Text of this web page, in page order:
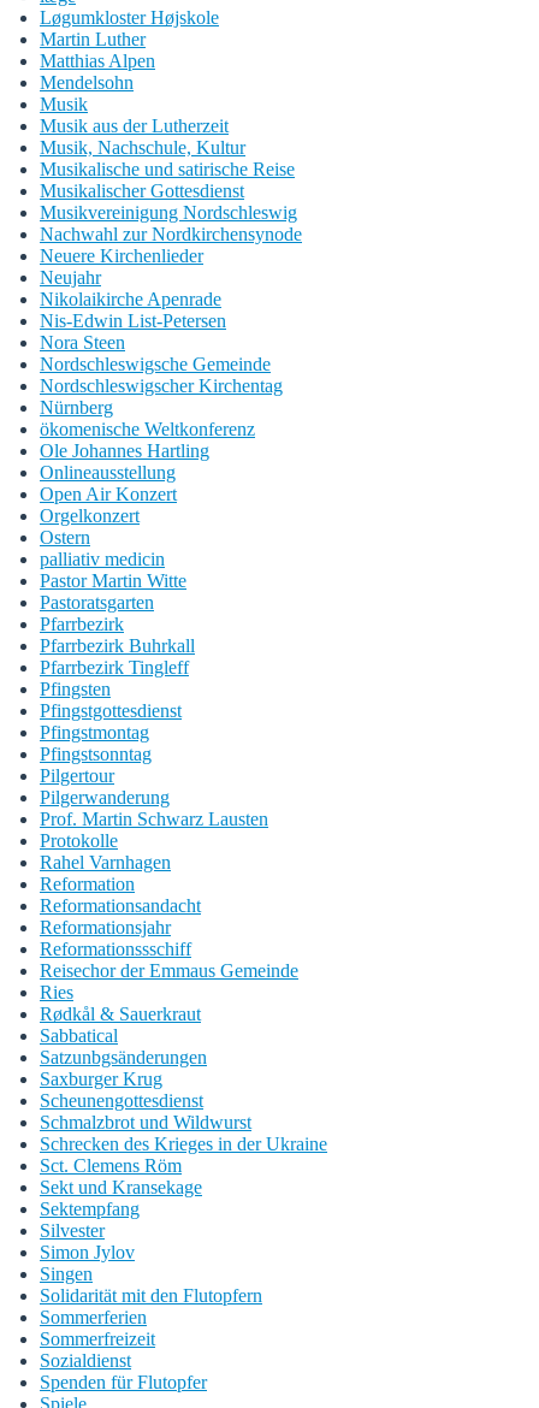
Løgumkloster Højskole
Martin Luther
Matthias Alpen
Mendelsohn
Musik
Musik aus der Lutherzeit
Musik, Nachschule, Kultur
Musikalische und satirische Reise
Musikalischer Gottesdienst
Musikvereinigung Nordschleswig
Nachwahl zur Nordkirchensynode
Neuere Kirchenlieder
Neujahr
Nikolaikirche Apenrade
Nis-Edwin List-Petersen
Nora Steen
Nordschleswigsche Gemeinde
Nordschleswigscher Kirchentag
Nürnberg
ökomenische Weltkonferenz
Ole Johannes Hartling
Onlineausstellung
Open Air Konzert
Orgelkonzert
Ostern
palliativ medicin
Pastor Martin Witte
Pastoratsgarten
Pfarrbezirk
Pfarrbezirk Buhrkall
Pfarrbezirk Tingleff
Pfingsten
Pfingstgottesdienst
Pfingstmontag
Pfingstsonntag
Pilgertour
Pilgerwanderung
Prof. Martin Schwarz Lausten
Protokolle
Rahel Varnhagen
Reformation
Reformationsandacht
Reformationsjahr
Reformationssschiff
Reisechor der Emmaus Gemeinde
Ries
Rødkål & Sauerkraut
Sabbatical
Satzunbgsänderungen
Saxburger Krug
Scheunengottesdienst
Schmalzbrot und Wildwurst
Schrecken des Krieges in der Ukraine
Sct. Clemens Röm
Sekt und Kransekage
Sektempfang
Silvester
Simon Jylov
Singen
Solidarität mit den Flutopfern
Sommerferien
Sommerfreizeit
Sozialdienst
Spenden für Flutopfer